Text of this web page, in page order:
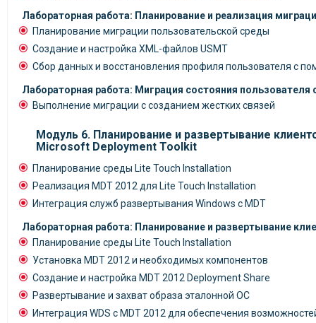
Лабораторная работа: Планирование и реализация
Планирование миграции пользовательской среды
Создание и настройка XML-файлов USMT
Сбор данных и восстановления профиля пользователя с
Лабораторная работа: Миграция состояния пользователя
Выполнение миграции с созданием жестких связей
Модуль 6. Планирование и развертывание
Microsoft Deployment Toolkit
Планирование среды Lite Touch Installation
Реализация MDT 2012 для Lite Touch Installation
Интеграция служб развертывания Windows с MDT
Лабораторная работа: Планирование и развертывание
Планирование среды Lite Touch Installation
Установка MDT 2012 и необходимых компонентов
Создание и настройка MDT 2012 Deployment Share
Развертывание и захват образа эталонной ОС
Интеграция WDS с MDT 2012 для обеспечения